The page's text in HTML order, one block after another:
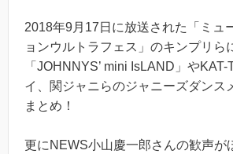
2018年9月17日に放送された「ミュ
ョンウルトラフェス」のキンプリら
「JOHNNYS’ mini IsLAND」や
イ、関ジャニらのジャニーズダンス
まとめ！
更にNEWS小山慶一郎さんの歓声が